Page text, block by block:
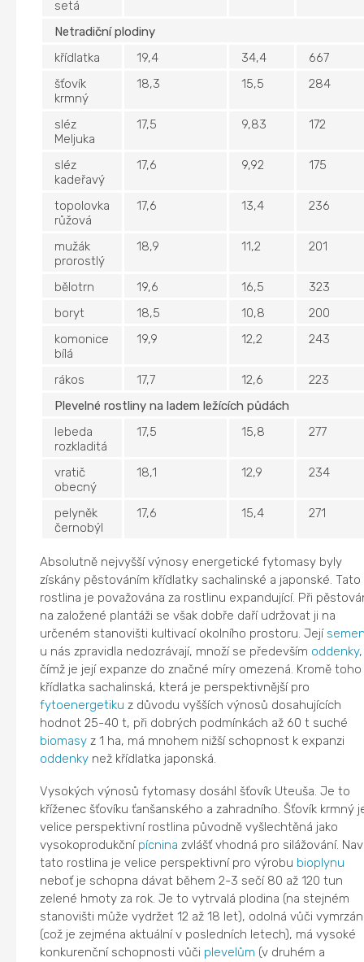
setá
Netradiční plodiny
křídlatka
19,4 34,4
667
šťovík
krmný
18,3 15,5 284
sléz
Meljuka
17,5 9,83 172
sléz
kadeřavý
17,6 9,92 175
topolovka
růžová
17,6 13,4 236
mužák
prorostlý
18,9 11,2 201
bělotrn 19,6 16,5
323
boryt
18,5 10,8
200
komonice
bílá
19,9 12,2 243
rákos 17,7 12,6
223
Plevelné rostliny na ladem ležících půdách
lebeda
rozkladitá
17,5 15,8 277
vratič
obecný
18,1 12,9 234
pelyněk
černobýl
17,6 15,4 271
Absolutně nejvyšší výnosy energetické fytomasy byly
získány pěstováním křídlatky sachalinské a japonské. Tato
rostlina je považována za rostlinu expandující. Při
na založené plantáži se však dobře daří udržovat ji na
určeném stanovišti kultivací okolního prostoru. Její
u nás zpravidla nedozrávají, množí se především oddenky,
čímž je její expanze do značné míry omezená. Kromě toho
křídlatka sachalinská, která je perspektivnější pro
fytoenergetiku z důvodu vyšších výnosů dosahujících
hodnot 25-40 t, při dobrých podmínkách až 60 t suché
biomasyz 1 ha, má mnohem nižší schopnost k expanzi
oddenkynež křídlatka japonská.
Vysokých výnosů fytomasy dosáhl šťovík Uteuša. Je to
kříženec šťovíku ťanšanského a zahradního. Šťovík krmný
velice perspektivní rostlina původně vyšlechtěná jako
vysokoprodukční pícnina zvlášť vhodná pro silážování.
tato rostlina je velice perspektivní pro výrobu bioplynu
neboť je schopna dávat během 2-3 sečí 80 až 120 tun
zelené hmoty za rok. Je to vytrvalá plodina (na stejném
stanovišti může vydržet 12 až 18 let), odolná vůči
(což je zejména aktuální v posledních letech), má vysoké
konkurenční schopnosti vůči plevelům (v druhém a